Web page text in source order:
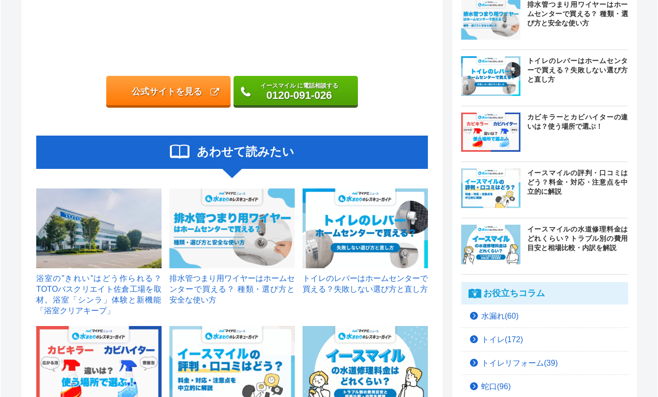
公式サイトを見る
イースマイル に電話相談する
0120-091-026
あわせて読みたい
浴室の”きれい”はどう作られる？
TOTOバスクリエイト佐倉工場を取
材。浴室「シンラ」体験と新機能
「浴室クリアキープ」
排水管つまり用ワイヤーはホームセ
ンターで買える？ 種類・選び方と
安全な使い方
トイレのレバーはホームセンターで
買える？失敗しない選び方と直し方
排水管つまり用ワイヤーはホー
ムセンターで買える？ 種類・選
び方と安全な使い方
トイレのレバーはホームセンタ
ーで買える？失敗しない選び方
と直し方
カビキラーとカビハイターの違
いは？使う場所で選ぶ！
イースマイルの評判・口コミは
どう？料金・対応・注意点を中
立的に解説
イースマイルの水道修理料金は
どれくらい？トラブル別の費用
目安と相場比較・内訳を解説
お役立ちコラム
水漏れ(60)
トイレ(172)
トイレリフォーム(39)
蛇口(96)